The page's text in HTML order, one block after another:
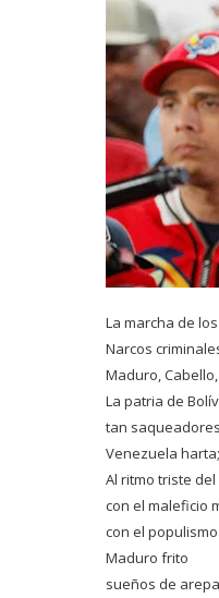
La marcha de
Narcos
Maduro,
La patria de
tan
Venezuela
Al ritmo triste
con el maleficio
con el
Maduro frito
sueños de